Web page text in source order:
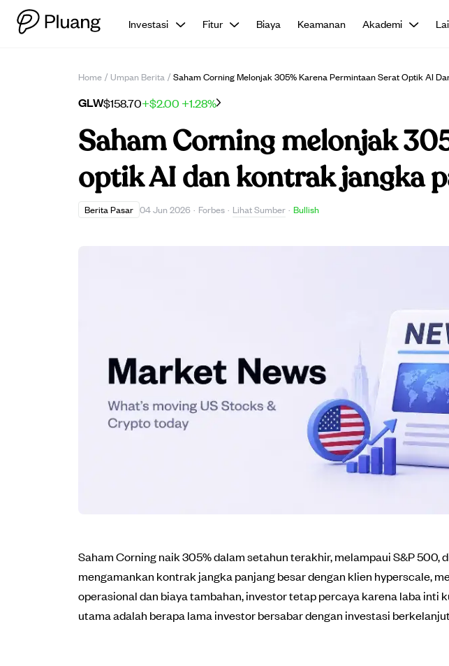
Investasi Fitur Biaya Keamanan Akademi
Home / Umpan Berita / Saham Corning Melonjak 305% Karena Permintaan Serat Optik AI
GLW$158.70+$2.00 +1.28%
Saham Corning melonjak
optik AI dan kontrak jangka
Berita Pasar 04 Jun 2026 · Forbes · Lihat Sumber · Bullish
Saham Corning naik 305% dalam setahun terakhir, melampaui S&P
mengamankan kontrak jangka panjang besar dengan klien hyperscale,
operasional dan biaya tambahan, investor tetap percaya karena laba
utama adalah berapa lama investor bersabar dengan investasi